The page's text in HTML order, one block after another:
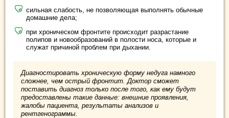
сильная слабость, не позволяющая выполнять обычные
домашние дела;
при хроническом фронтите происходит разрастание
полипов и новообразований в полости носа, которые и
служат причиной проблем при дыхании.
Диагностировать хроническую форму недуга намного
сложнее, чем острый фронтит. Доктор сможет
поставить диагноз только после того, как ему будут
предоставлены такие данные: внешние проявления,
жалобы пациента, результаты анализов и
рентгенограммы.